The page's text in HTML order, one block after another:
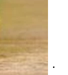
أفضل وقت